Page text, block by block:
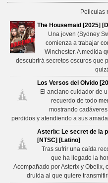
Peliculas
The Housemaid [2025]
Una joven (Sydney
comienza a trabajar
Winchester. A medida
descubrirá secretos oscuros que
Los Versos del Olvido
El anciano cuidador de
recuerdo de todo
mostrando
perdidos y atendiendo a sus
Asterix: Le secret de la
[NTSC] [Latino]
Tras sufrir una caída
que ha llegado la
Acompañado por Asterix y Obelix,
druida al que quiere